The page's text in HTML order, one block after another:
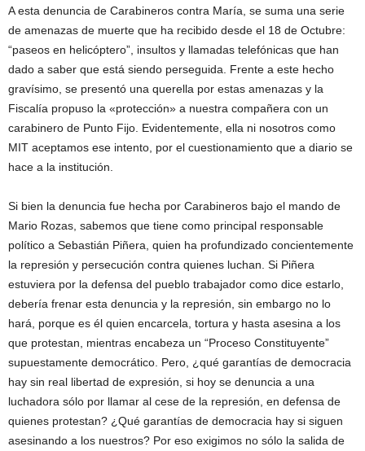
A esta denuncia de Carabineros contra María, se suma una serie
de amenazas de muerte que ha recibido desde el 18 de Octubre:
“paseos en helicóptero”, insultos y llamadas telefónicas que han
dado a saber que está siendo perseguida. Frente a este hecho
gravísimo, se presentó una querella por estas amenazas y la
Fiscalía propuso la «protección» a nuestra compañera con un
carabinero de Punto Fijo. Evidentemente, ella ni nosotros como
MIT aceptamos ese intento, por el cuestionamiento que a diario se
hace a la institución.
Si bien la denuncia fue hecha por Carabineros bajo el mando de
Mario Rozas, sabemos que tiene como principal responsable
político a Sebastián Piñera, quien ha profundizado concientemente
la represión y persecución contra quienes luchan. Si Piñera
estuviera por la defensa del pueblo trabajador como dice estarlo,
debería frenar esta denuncia y la represión, sin embargo no lo
hará, porque es él quien encarcela, tortura y hasta asesina a los
que protestan, mientras encabeza un “Proceso Constituyente”
supuestamente democrático. Pero, ¿qué garantías de democracia
hay sin real libertad de expresión, si hoy se denuncia a una
luchadora sólo por llamar al cese de la represión, en defensa de
quienes protestan? ¿Qué garantías de democracia hay si siguen
asesinando a los nuestros? Por eso exigimos no sólo la salida de